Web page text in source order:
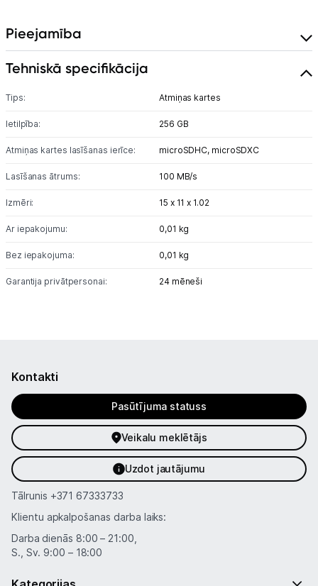
Brīvroku austiņas
Planšetdatori un aksesuāri
Sadzīves tehnika
Skaistumkopšana
Blogs
Piegāde un apmaksa
Tehnikas izvešana
Uzņēmumiem
Tet pakalpojumi
Pieejamība
Tehniskā specifikācija
Tips: Atmiņas kartes
Ietilpība: 256 GB
Atmiņas kartes lasīšanas ierīce: microSDHC, microSDXC
Lasīšanas ātrums: 100 MB/s
Izmēri: 15 x 11 x 1.02
Ar iepakojumu: 0,01 kg
Bez iepakojuma: 0,01 kg
Garantija privātpersonai: 24 mēneši
Kontakti
Pasūtījuma statuss
Veikalu meklētājs
Uzdot jautājumu
Tālrunis +371 67333733
Klientu apkalpošanas darba laiks:
Darba dienās 8:00 – 21:00,
S., Sv. 9:00 – 18:00